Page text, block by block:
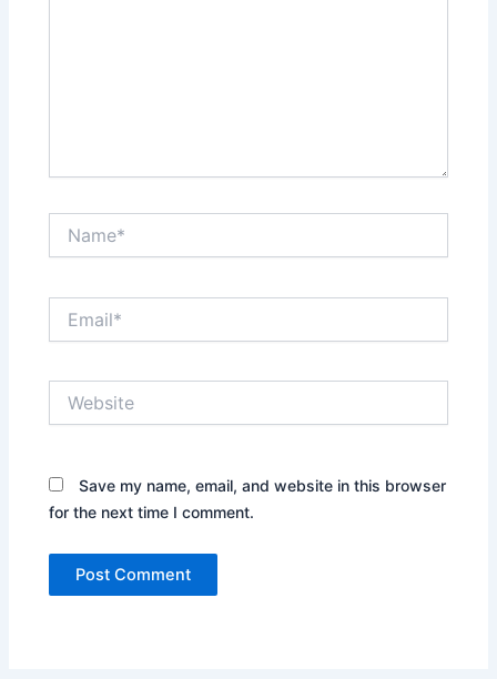
Save my name, email, and website in this browser
for the next time I comment.